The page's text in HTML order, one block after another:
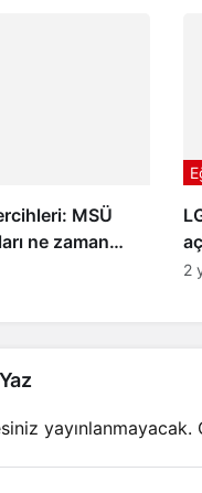
MSÜ
ne zaman
2
yayınlanmayacak.